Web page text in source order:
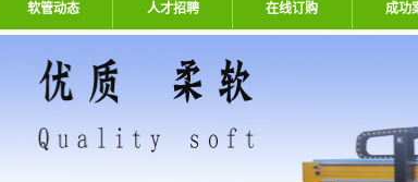
软管动态 人才招聘 在线订购 成功